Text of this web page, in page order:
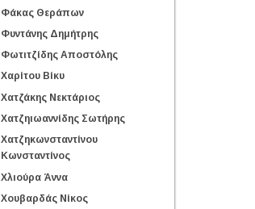
Φάκας Θεράπων
Φυντάνης Δημήτρης
Φωτιτζίδης Αποστόλης
Χαρίτου Βίκυ
Χατζάκης Νεκτάριος
Χατζηιωαννίδης Σωτήρης
Χατζηκωνσταντίνου
Κωνσταντίνος
Χλιούρα Άννα
Χουβαρδάς Νίκος